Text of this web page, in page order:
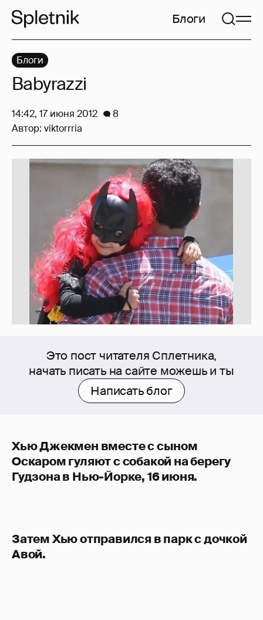
Блоги
Это пост читателя Сплетника,
начать писать на сайте можешь и ты
Написать блог
Хью Джекмен вместе с сыном
Оскаром гуляют с собакой на берегу
Гудзона в Нью-Йорке, 16 июня.
Затем Хью отправился в парк с дочкой
Авой.
Блоги
Babyrazzi
14:42, 17 июня 2012
8
Автор: viktorrria